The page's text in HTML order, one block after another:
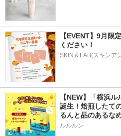
【EVENT】9月限
ください！
SKIN＆LAB(スキンア
【NEW】「横浜
誕生！焙煎したて
るんと品のあるな
ルルルン